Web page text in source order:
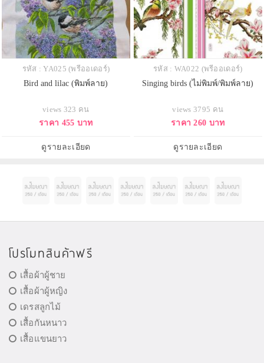
รหัส : YA025 (พรีออเดอร์)
Bird and lilac (พิมพ์ลาย)
views 323 คน
ราคา 455 บาท
ดูรายละเอียด
รหัส : WA022 (พรีออเดอร์)
Singing birds (ไม่พิมพ์/พิมพ์ลาย)
views 3795 คน
ราคา 260 บาท
ดูรายละเอียด
โปรโมทสินค้าฟรี
เสื้อผ้าผู้ชาย
เสื้อผ้าผู้หญิง
เดรสลูกไม้
เสื้อกันหนาว
เสื้อแขนยาว